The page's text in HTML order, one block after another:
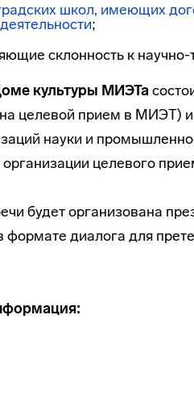
школ, имеющих
;
склонность к научно-
культуры МИЭТа
целевой прием в МИЭТ)
науки и
целевого
будет организована
диалога для